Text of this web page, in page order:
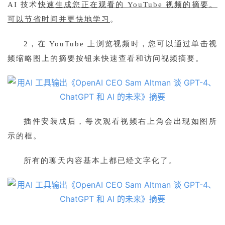
AI 技术快速生成您正在观看的 YouTube 视频的摘要。
可以节省时间并更快地学习 。
2， 在 YouTube 上浏览视频时，您可以通过单击视
频缩略图上的摘要按钮来快速查看和访问视频摘要。
插件安装成后， 每次观看视频右上角会出现如图所
示的框。
所有的聊天内容基本上都已经文字化了。